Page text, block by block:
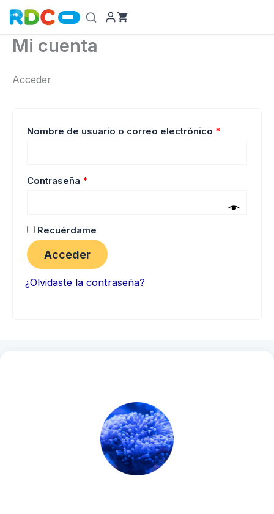
contenido
Mi cuenta
Acceder
Nombre de usuario o correo electrónico *
Contraseña *
Recuérdame
Acceder
¿Olvidaste la contraseña?